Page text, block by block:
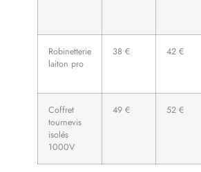
Robinetterie
laiton pro
38 € 42 €
Coffret
tournevis
isolés
1000V
49 € 52 €